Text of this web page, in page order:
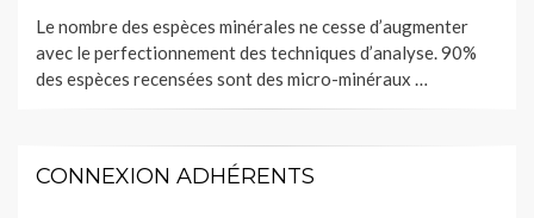
Le nombre des espèces minérales ne cesse d’augmenter
avec le perfectionnement des techniques d’analyse. 90%
des espèces recensées sont des micro-minéraux …
CONNEXION ADHÉRENTS